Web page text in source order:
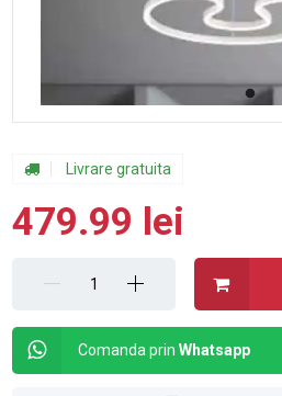
Livrare gratuita
479.99 lei
Comanda prinWhatsapp